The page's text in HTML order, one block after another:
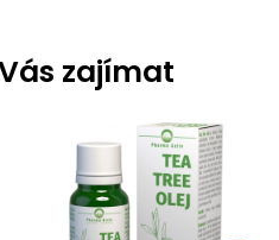
zajímat